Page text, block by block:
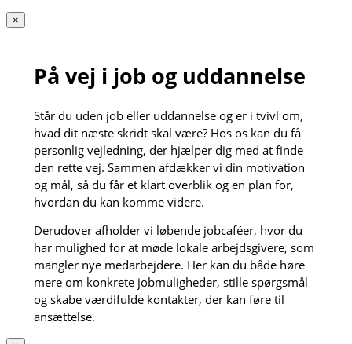
×
På vej i job og uddannelse
Står du uden job eller uddannelse og er i tvivl om,
hvad dit næste skridt skal være? Hos os kan du få
personlig vejledning, der hjælper dig med at finde
den rette vej. Sammen afdækker vi din motivation
og mål, så du får et klart overblik og en plan for,
hvordan du kan komme videre.
Derudover afholder vi løbende jobcaféer, hvor du
har mulighed for at møde lokale arbejdsgivere, som
mangler nye medarbejdere. Her kan du både høre
mere om konkrete jobmuligheder, stille spørgsmål
og skabe værdifulde kontakter, der kan føre til
ansættelse.